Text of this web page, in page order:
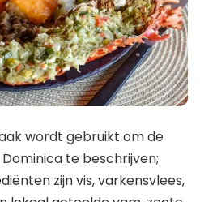
wordt gebruikt om de
te beschrijven;
zijn vis, varkensvlees,